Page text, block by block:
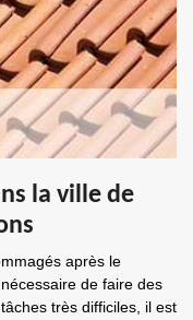
la ville de
après le
de faire des
très difficiles, il est